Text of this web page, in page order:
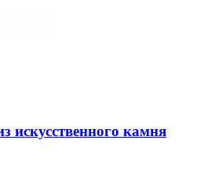
искусственного камня